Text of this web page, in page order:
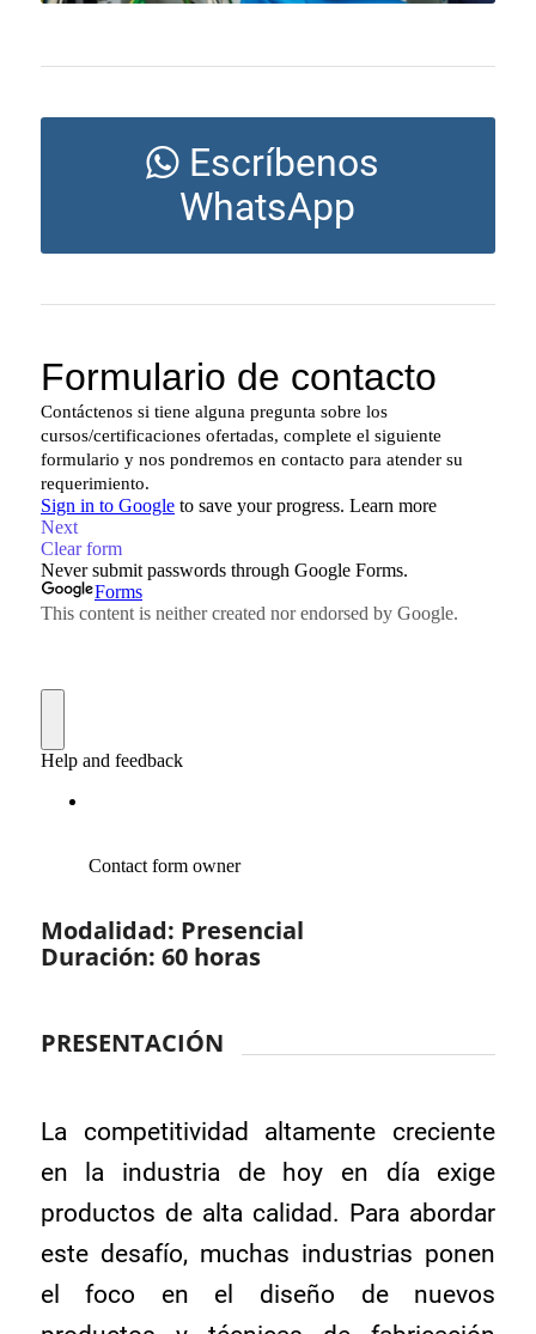
Escríbenos
WhatsApp
Modalidad: Presencial
Duración: 60 horas
PRESENTACIÓN
La competitividad altamente creciente
en la industria de hoy en día exige
productos de alta calidad. Para abordar
este desafío, muchas industrias ponen
el foco en el diseño de nuevos